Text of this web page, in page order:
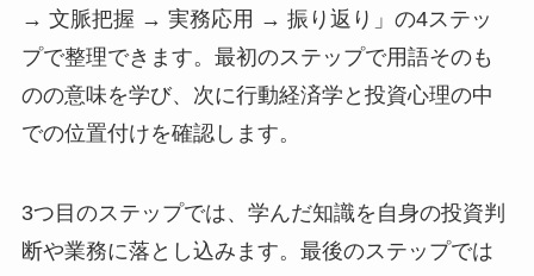
→ 文脈把握 → 実務応用 → 振り返り」の4ステッ
プで整理できます。最初のステップで用語そのも
のの意味を学び、次に行動経済学と投資心理の中
での位置付けを確認します。
3つ目のステップでは、学んだ知識を自身の投資判
断や業務に落とし込みます。最後のステップでは